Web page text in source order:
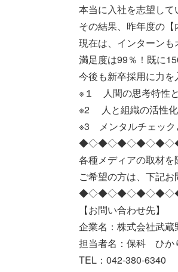
本当に入社を志望して
その結果、昨年度の【
現在は、インターンも
満足度は99％！既に
今後も新卒採用に力を
※１ 人間の思考特性
※2 人と組織の活性化
※3 メンタルチェック
各種メディアの取材を
ご希望の方は、下記お
【お問い合わせ先】
企業名：株式会社武蔵
担当者名：保科 ひか
TEL：042-380-6340